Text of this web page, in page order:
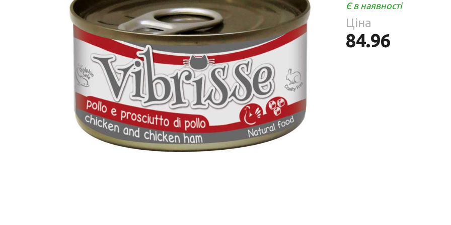
Лікери
Вермут
Слабоалкогольні
Крупи
Соуси
Східна кухня
Снеки та закуски
Харчові
інгредієнти
Рослинна олія
Борошно та
висівки
Є в наявності
Ціна
84.96